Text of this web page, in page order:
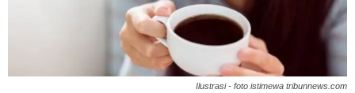
Ilustrasi - foto istimewa tribunnews.com